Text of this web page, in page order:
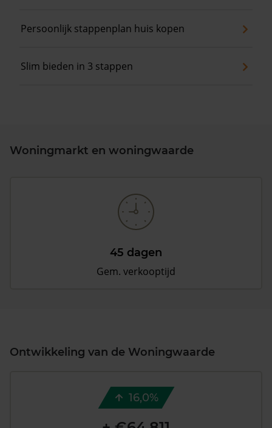
Persoonlijk stappenplan huis kopen
Slim bieden in 3 stappen
Woningmarkt en woningwaarde
45 dagen
Gem. verkooptijd
Ontwikkeling van de Woningwaarde
16,0%